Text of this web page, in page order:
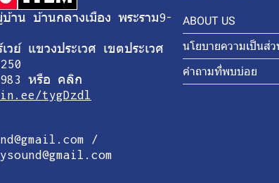
าน บ้านกลางเมือง พระราม9-
วย์ แขวงประเวศ เขตประเวศ
หรือ คลิก
tygDzdl
/
ABOUT US
นโยบายความเป็นส่ว
คำถามที่พบบ่อย